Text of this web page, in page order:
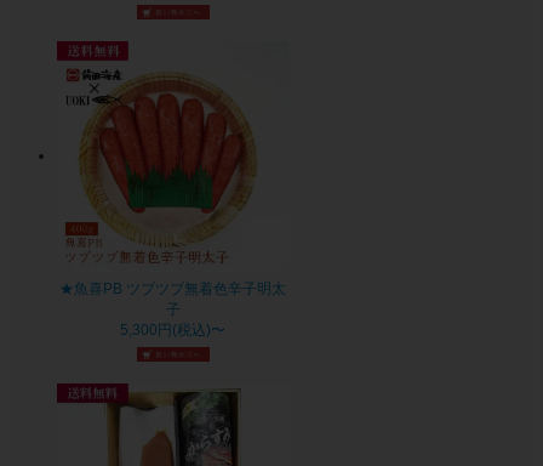
★魚喜PB ツブツブ無着色辛子明太
子
5,300円(税込)〜